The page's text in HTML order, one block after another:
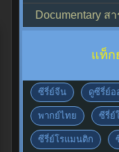
Documentary ส
แท็ก
ซีรี่ย์จีน ดูซีรี่ย์อ
พากย์ไทย ซีรี่ย์
ซีรี่ย์โรแมนติก